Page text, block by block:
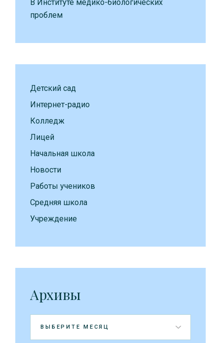
В Институте медико-биологических
проблем
Детский сад
Интернет-радио
Колледж
Лицей
Начальная школа
Новости
Работы учеников
Средняя школа
Учреждение
Архивы
Архивы